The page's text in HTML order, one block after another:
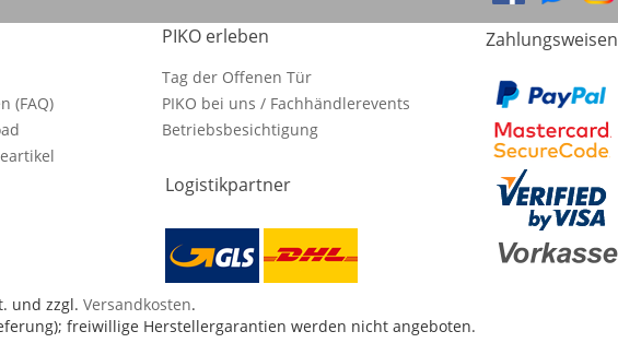
(FAQ)
PIKO erleben
Tag der Offenen Tür
PIKO bei uns / Fachhändlerevents
Betriebsbesichtigung
Logistikpartner
Zahlungsweisen
und zzgl. Versandkosten.
freiwillige Herstellergarantien werden nicht angeboten.